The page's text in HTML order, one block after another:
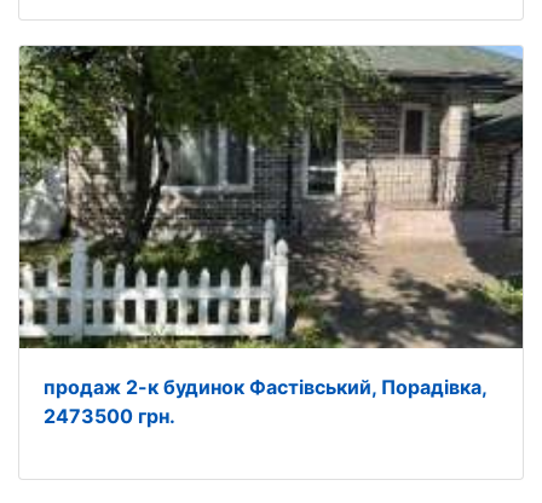
продаж 2-к будинок Фастівський, Порадівка,
2473500 грн.